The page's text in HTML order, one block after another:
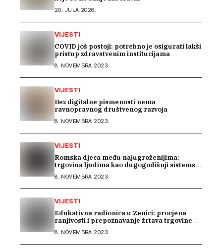
20. JULA 2026.
VIJESTI
COVID još postoji: potrebno je osigurati lakši
pristup zdravstvenim institucijama
8. NOVEMBRA 2023.
VIJESTI
Bez digitalne pismenosti nema
ravnopravnog društvenog razvoja
8. NOVEMBRA 2023.
VIJESTI
Romska djeca među najugroženijima:
trgovina ljudima kao dugogodišnji sistemski
8. NOVEMBRA 2023.
VIJESTI
Edukativna radionica u Zenici: procjena
ranjivosti i prepoznavanje žrtava trgovine
8. NOVEMBRA 2023.